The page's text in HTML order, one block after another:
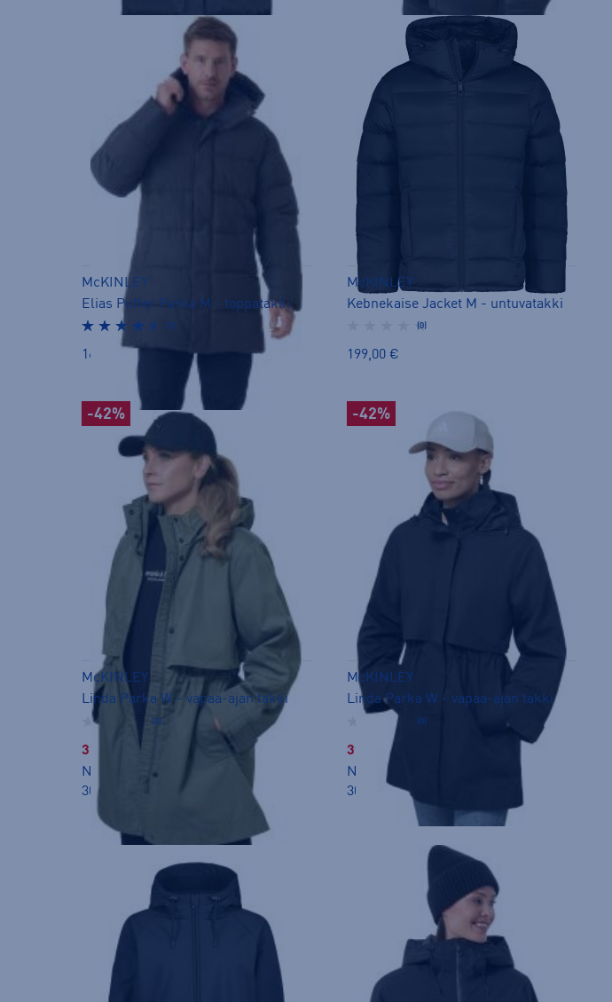
McKINLEY
Elias Puffer Parka M - toppatakki
(2)
169,00 €
McKINLEY
Kebnekaise Jacket M - untuvatakki
(0)
199,00 €
-42%
McKINLEY
Linda Parka W - vapaa-ajan takki
(0)
39,99 €
Norm. hinta:
30pv alin hinta: 69,99€
-42%
McKINLEY
Linda Parka W - vapaa-ajan takki
(0)
39,99 €
Norm. hinta:
30pv alin hinta: 69,99€